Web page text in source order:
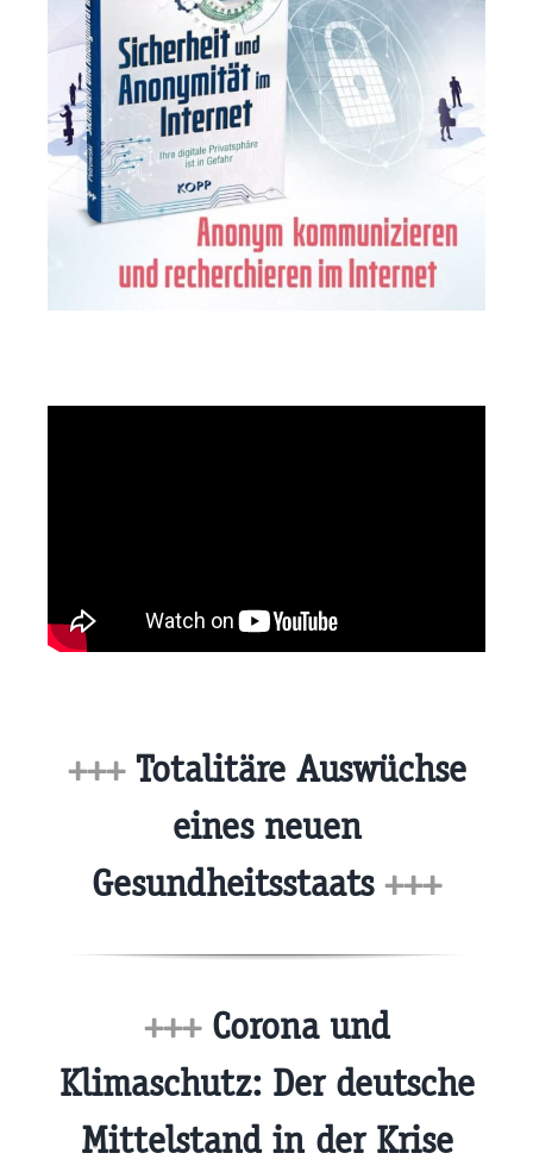
+++Totalitäre Auswüchse
eines neuen
Gesundheitsstaats +++
+++Corona und
Klimaschutz: Der deutsche
Mittelstand in der Krise